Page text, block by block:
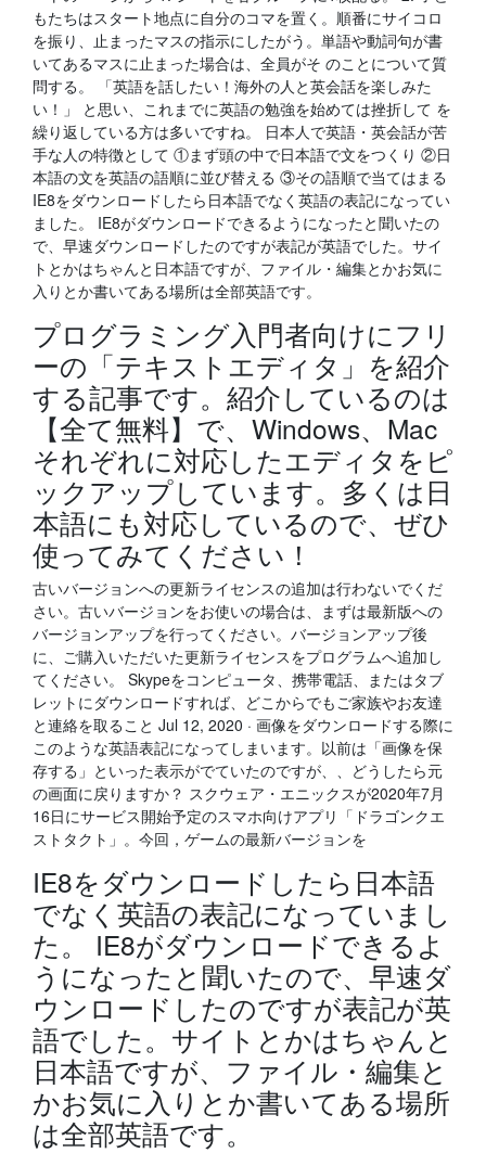
もたちはスタート地点に自分のコマを置く。順番にサイコロ
を振り、止まったマスの指示にしたがう。単語や動詞句が書
いてあるマスに止まった場合は、全員がそ のことについて質
問する。 「英語を話したい！海外の人と英会話を楽しみた
い！」 と思い、これまでに英語の勉強を始めては挫折して を
繰り返している方は多いですね。 日本人で英語・英会話が苦
手な人の特徴として ①まず頭の中で日本語で文をつくり ②日
本語の文を英語の語順に並び替える ③その語順で当てはまる
IE8をダウンロードしたら日本語でなく英語の表記になってい
ました。 IE8がダウンロードできるようになったと聞いたの
で、早速ダウンロードしたのですが表記が英語でした。サイ
トとかはちゃんと日本語ですが、ファイル・編集とかお気に
入りとか書いてある場所は全部英語です。
プログラミング入門者向けにフリ
ーの「テキストエディタ」を紹介
する記事です。紹介しているのは
【全て無料】で、Windows、Mac
それぞれに対応したエディタをピ
ックアップしています。多くは日
本語にも対応しているので、ぜひ
使ってみてください！
古いバージョンへの更新ライセンスの追加は行わないでくだ
さい。古いバージョンをお使いの場合は、まずは最新版への
バージョンアップを行ってください。バージョンアップ後
に、ご購入いただいた更新ライセンスをプログラムへ追加し
てください。 Skypeをコンピュータ、携帯電話、またはタブ
レットにダウンロードすれば、どこからでもご家族やお友達
と連絡を取ること Jul 12, 2020 · 画像をダウンロードする際に
このような英語表記になってしまいます。以前は「画像を保
存する」といった表示がでていたのですが、、どうしたら元
の画面に戻りますか？ スクウェア・エニックスが2020年7月
16日にサービス開始予定のスマホ向けアプリ「ドラゴンクエ
ストタクト」。今回，ゲームの最新バージョンを
IE8をダウンロードしたら日本語
でなく英語の表記になっていまし
た。 IE8がダウンロードできるよ
うになったと聞いたので、早速ダ
ウンロードしたのですが表記が英
語でした。サイトとかはちゃんと
日本語ですが、ファイル・編集と
かお気に入りとか書いてある場所
は全部英語です。